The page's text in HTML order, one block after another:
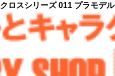
ロスシリーズ 011 プラモデル